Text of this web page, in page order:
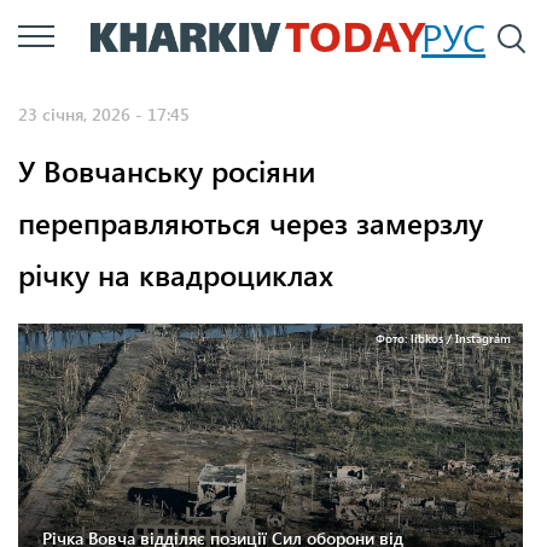
Перейти
до
РУС
23 січня, 2026 - 17:45
У Вовчанську росіяни
переправляються через замерзлу
річку на квадроциклах
Фото: libkos / Instagram
Річка Вовча відділяє позиції Сил оборони від